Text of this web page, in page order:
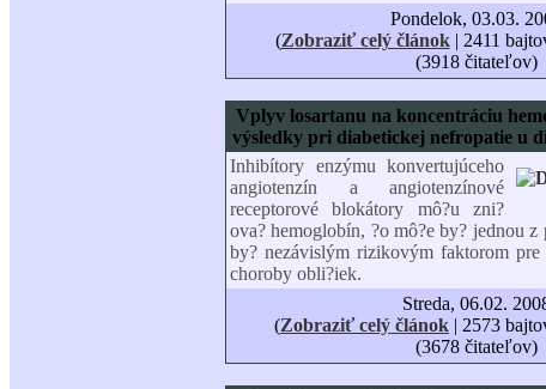
Pondelok, 03.03.
(Zobraziť celý článok| 2411
(3918 čitateľov)
Vplyv losartanu na koncentráciu
výsledky pri diabetickej nefropatie u
Inhibítory enzýmu konvertujúceho
angiotenzín a angiotenzínové
receptorové blokátory mô?u zni?
ova? hemoglobín, ?o mô?e by? jednou z
by? nezávislým rizikovým faktorom pre
choroby obli?iek.
Streda, 06.02.
(Zobraziť celý článok | 2573
(3678 čitateľov)